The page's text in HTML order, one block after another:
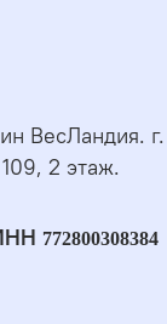
ВесЛандия.
2 этаж.
772800308384